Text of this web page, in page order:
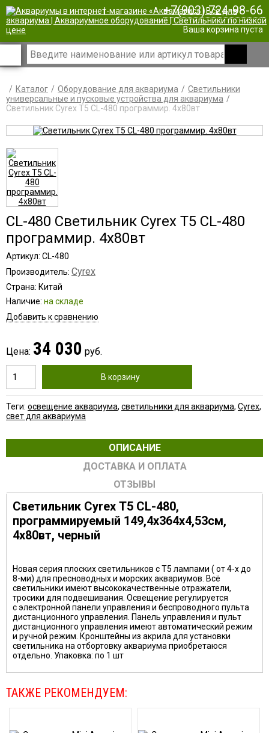
| +7(903) 724-98-66
Ваша корзина пуста
Каталог Оборудование для аквариума
Светильники
универсальные и пусковые устройства для аквариума
Светильник Cyrex T5 CL-480 программир. 4х80вт
CL-480 Светильник Cyrex T5 CL-480
программир. 4х80вт
Артикул: CL-480
Производитель: Cyrex
Страна: Китай
Наличие: на складе
Добавить к сравнению
Цена: 34 030 руб.
В корзину
Теги: освещение аквариума, светильники для аквариума, Cyrex,
свет для аквариума
ОПИСАНИЕ
ДОСТАВКА И ОПЛАТА
ОТЗЫВЫ
Светильник Cyrex T5 CL-480,
программируемый 149,4х364х4,53см,
4х80вт, черный
Новая серия плоских светильников с Т5 лампами ( от 4-х до
8-ми) для пресноводных и морских аквариумов. Всё
светильники имеют высококачественные отражатели,
тросики для подвешивания. Освещение регулируется
с электронной панели управления и беспроводного пульта
дистанционного управления. Панель управления и пульт
дистанционного управления имеют автоматический режим
и ручной режим. Кронштейны из акрила для установки
светильника на отбортовку аквариума приобретаюся
отдельно. Упаковка: по 1 шт
ТАКЖЕ РЕКОМЕНДУЕМ: